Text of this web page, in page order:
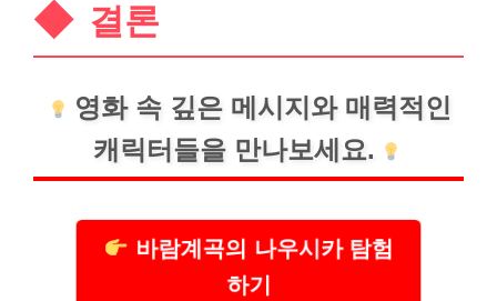
결론
영화 속 깊은 메시지와 매력적인
캐릭터들을 만나보세요.
바람계곡의 나우시카 탐험
하기